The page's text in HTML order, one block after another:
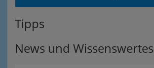
Tipps
News und Wissenswertes